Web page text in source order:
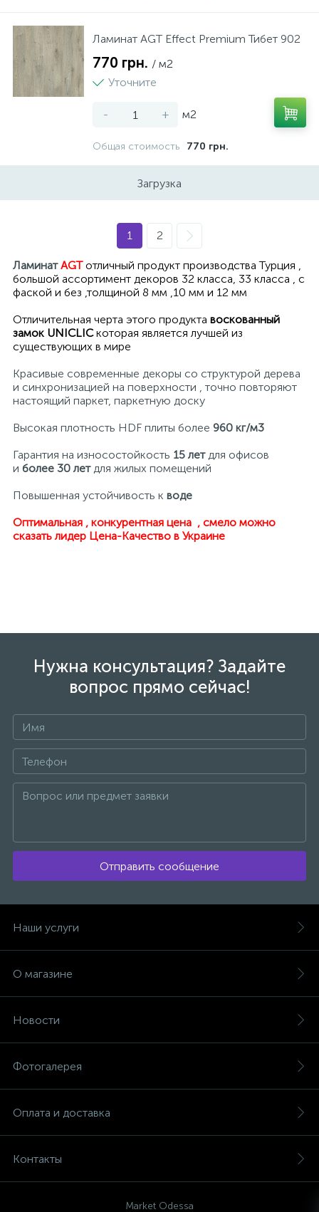
Ламинат AGT Effect Premium Тибет 902
770 грн. / м2
Уточните
- + м2
Общая стоимость 770 грн.
Загрузка
1 2
ЛаминатAGT отличный продукт производства Турция ,
большой ассортимент декоров 32 класса, 33 класса , с
фаской и без ,толщиной 8 мм ,10 мм и 12 мм
Отличительная черта этого продукта воскованный
замок UNICLICкоторая является лучшей из
существующих в мире
Красивые современные декоры со структурой дерева
и синхронизацией на поверхности , точно повторяют
настоящий паркет, паркетную доску
Высокая плотность HDF плиты более 960 кг/м3
Гарантия на износостойкость 15 летдля офисов
и более 30 летдля жилых помещений
Повышенная устойчивость к воде
Оптимальная , конкурентная цена , смело можно
сказать лидер Цена-Качество в Украине
Нужна консультация? Задайте
вопрос прямо сейчас!
Отправить сообщение
Наши услуги
О магазине
Новости
Фотогалерея
Оплата и доставка
Контакты
Market Odessa